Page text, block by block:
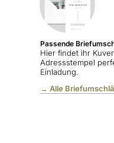
Passende
Hier findet ihr
Adressstempel
Einladung.
→ Alle